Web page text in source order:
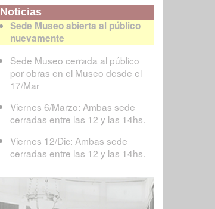
Noticias
Sede Museo abierta al público
nuevamente
Sede Museo cerrada al público
por obras en el Museo desde el
17/Mar
Viernes 6/Marzo: Ambas sede
cerradas entre las 12 y las 14hs.
Viernes 12/Dic: Ambas sede
cerradas entre las 12 y las 14hs.